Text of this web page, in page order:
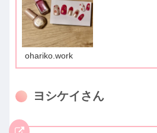
ohariko.work
ヨシケイさん